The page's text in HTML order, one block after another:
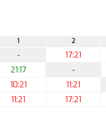
1 2
-
17:21
21:17
-
10:21
11:21
11:21 17:21